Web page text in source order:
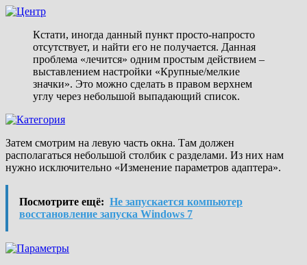
Кстати, иногда данный пункт просто-напросто
отсутствует, и найти его не получается. Данная
проблема «лечится» одним простым действием –
выставлением настройки «Крупные/мелкие
значки». Это можно сделать в правом верхнем
углу через небольшой выпадающий список.
Затем смотрим на левую часть окна. Там должен
располагаться небольшой столбик с разделами. Из них нам
нужно исключительно «Изменение параметров адаптера».
Посмотрите ещё: Не запускается компьютер
восстановление запуска Windows 7